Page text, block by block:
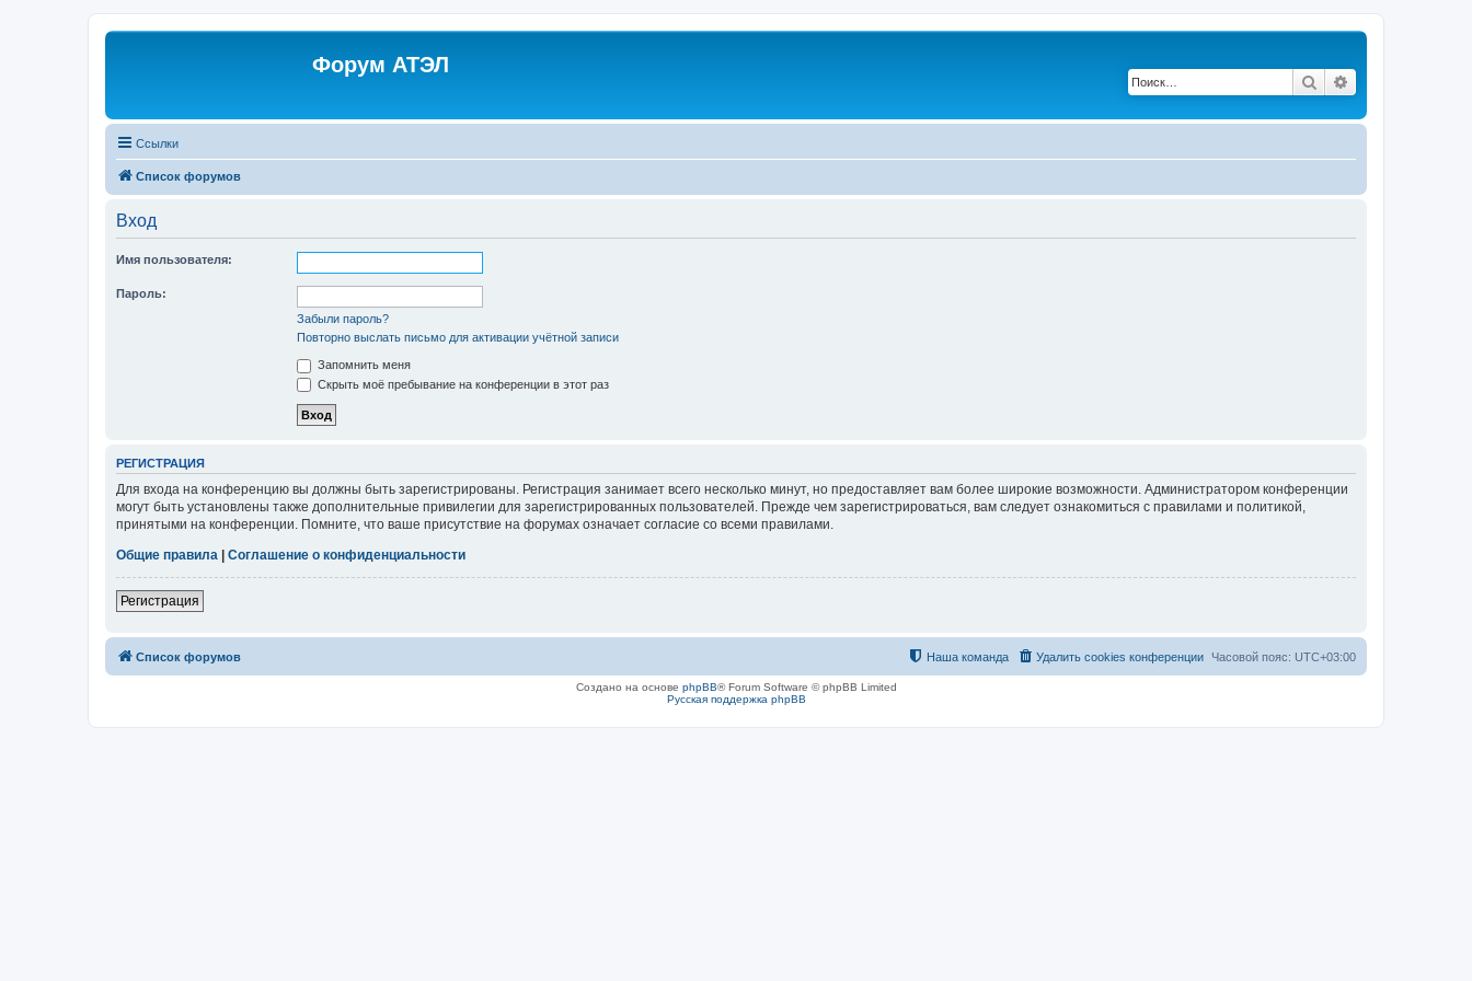
Форум АТЭЛ
Поиск
Ссылки
Список форумов
Вход
Имя пользователя:
Пароль:
Забыли пароль?
Повторно выслать письмо для активации учётной записи
Запомнить меня
Скрыть моё пребывание на конференции в этот раз
РЕГИСТРАЦИЯ
Для входа на конференцию вы должны быть зарегистрированы. Регистрация занимает всего несколько минут, но предоставляет вам более широкие возможности. Администратором конференции
могут быть установлены также дополнительные привилегии для зарегистрированных пользователей. Прежде чем зарегистрироваться, вам следует ознакомиться с правилами и политикой,
принятыми на конференции. Помните, что ваше присутствие на форумах означает согласие со всеми правилами.
Общие правила | Соглашение о конфиденциальности
Регистрация
Список форумов Часовой пояс: UTC+03:00
Удалить cookies конференции
Наша команда
Создано на основе phpBB® Forum Software © phpBB Limited
Русская поддержка phpBB